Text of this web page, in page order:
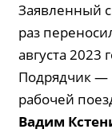
Заявленный
раз
августа 2023
Подрядчик —
рабочей
Вадим